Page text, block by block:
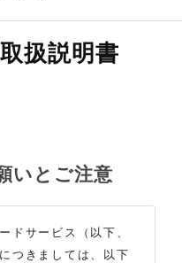
扱説明書
いとご注意
ドサービス（以下、
つきましては、以下